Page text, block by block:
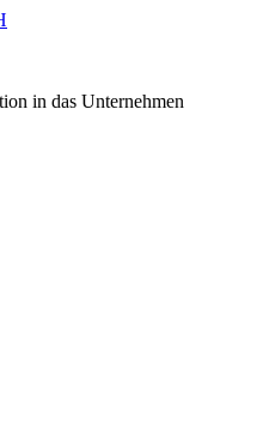
in das Unternehmen